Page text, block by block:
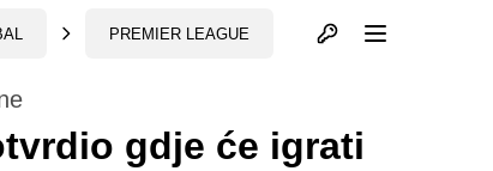
PREMIER LEAGUE Otvori profil
gdje će igrati